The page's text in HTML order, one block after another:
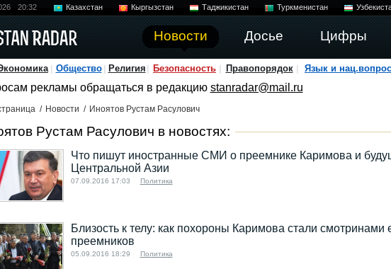
20:32 Казахстан Кыргызстан Таджикистан Туркменистан
Новости Досье Цифры
Общество Религия Безопасность Правопорядок Язык и нац.вопрос
рекламы обращаться в редакцию stanradar@mail.ru
/ Новости / Иноятов Рустам Расулович
Рустам Расулович в новостях:
Что пишут иностранные СМИ о преемнике Каримова и
Центральной Азии
07.09.2016 17:03 Политика
Близость к телу: как похороны Каримова стали смотринами
преемников
05.09.2016 18:29 Политика